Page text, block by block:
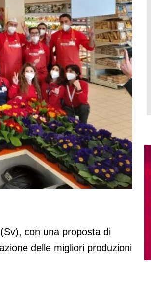
con una proposta di
delle migliori produzioni